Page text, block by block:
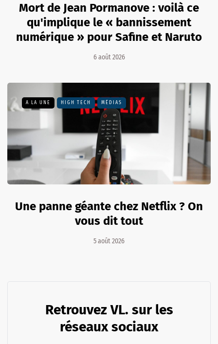
Mort de Jean Pormanove : voilà ce
qu'implique le « bannissement
numérique » pour Safine et Naruto
6 août 2026
A LA UNE HIGH TECH MÉDIAS
Une panne géante chez Netflix ? On
vous dit tout
5 août 2026
Retrouvez VL. sur les
réseaux sociaux